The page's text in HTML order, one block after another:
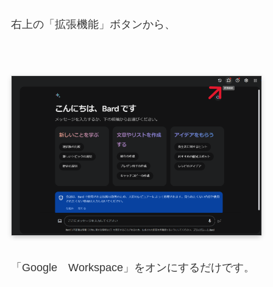
右上の「拡張機能」ボタンから、
「Google Workspace」をオンにするだけです。